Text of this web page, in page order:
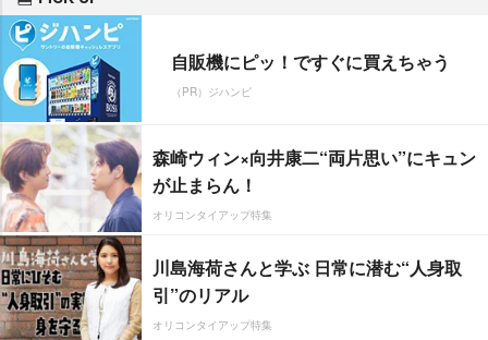
自販機にピッ！ですぐに買えちゃう
（PR）ジハンピ
森崎ウィン×向井康二“両片思い”にキュン
が止まらん！
オリコンタイアップ特集
川島海荷さんと学ぶ 日常に潜む“人身取
引”のリアル
オリコンタイアップ特集